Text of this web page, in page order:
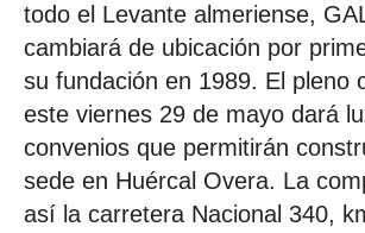
todo el Levante almeriense,
cambiará de ubicación por
su fundación en 1989. El pleno
este viernes 29 de mayo dará
convenios que permitirán
sede en Huércal Overa. La
así la carretera Nacional 340,